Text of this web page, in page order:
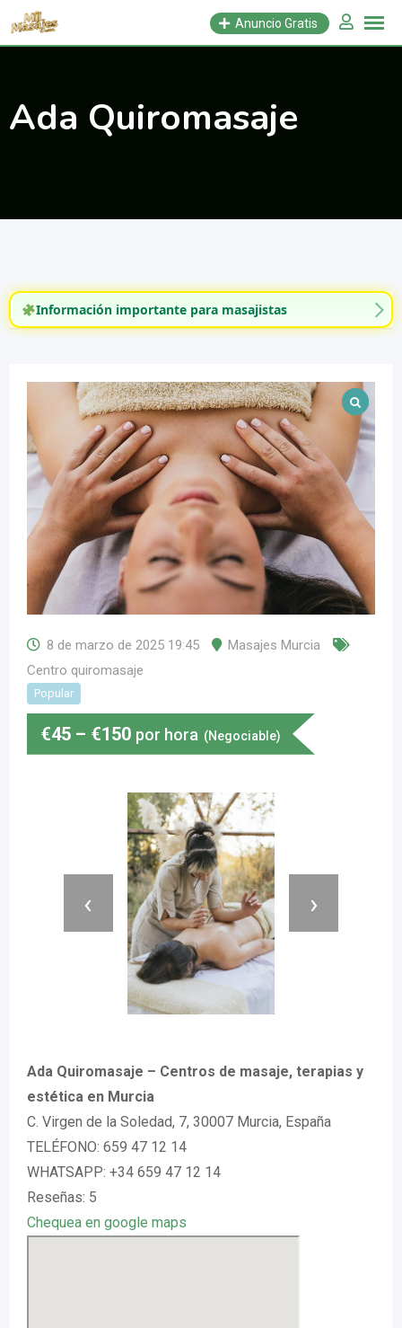
Saltar
Anuncio Gratis
Ada Quiromasaje
Información importante para masajistas
8 de marzo de 2025 19:45
Masajes Murcia
Centro quiromasaje
Popular
€45 – €150 por hora (Negociable)
‹ ›
Ada Quiromasaje – Centros de masaje, terapias y
estética en Murcia
C. Virgen de la Soledad, 7, 30007 Murcia, España
TELÉFONO: 659 47 12 14
WHATSAPP: +34 659 47 12 14
Reseñas: 5
Chequea en google maps